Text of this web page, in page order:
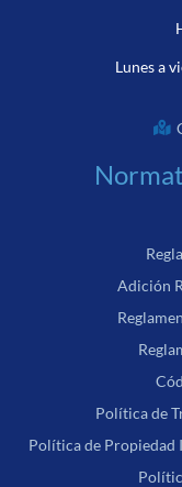
Lunes a
Adición
Política de
Política de Propiedad